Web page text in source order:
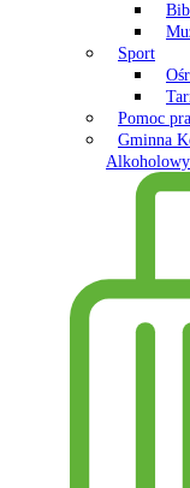
Sport
Pomoc
Gminna